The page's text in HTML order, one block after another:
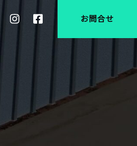
お問合せ